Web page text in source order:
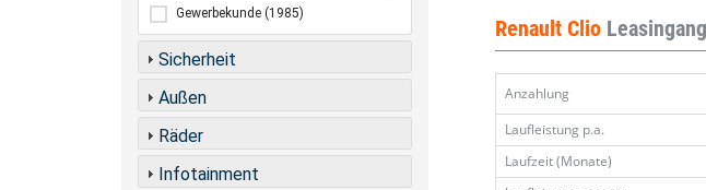
Renault Clio
Anzahlung
Laufleistung p.a.
Laufzeit (Monate)
Gewerbekunde (1985)
Sicherheit
Außen
Räder
Infotainment